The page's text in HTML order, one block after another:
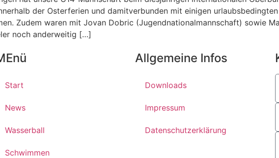
der Osterferien und damitverbunden mit einigen
Zudem waren mit Jovan Dobric (Jugendnationalmannschaft) sowie
noch anderweitig […]
Start
News
Wasserball
Schwimmen
Allgemeine Infos
Downloads
Impressum
Datenschutzerklärung